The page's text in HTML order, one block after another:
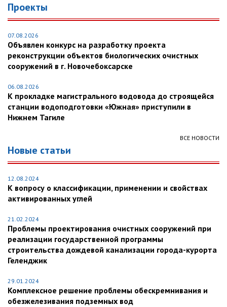
Проекты
07.08.2026
Объявлен конкурс на разработку проекта
реконструкции объектов биологических очистных
сооружений в г. Новочебоксарске
06.08.2026
К прокладке магистрального водовода до строящейся
станции водоподготовки «Южная» приступили в
Нижнем Тагиле
ВСЕ НОВОСТИ
Новые статьи
12.08.2024
К вопросу о классификации, применении и свойствах
активированных углей
21.02.2024
Проблемы проектирования очистных сооружений при
реализации государственной программы
строительства дождевой канализации города-курорта
Геленджик
29.01.2024
Комплексное решение проблемы обескремнивания и
обезжелезивания подземных вод